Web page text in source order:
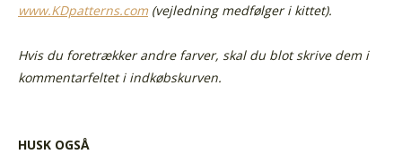
www.KDpatterns.com (vejledning medfølger i kittet).
Hvis du foretrækker andre farver, skal du blot skrive dem i
kommentarfeltet i indkøbskurven.
HUSK OGSÅ